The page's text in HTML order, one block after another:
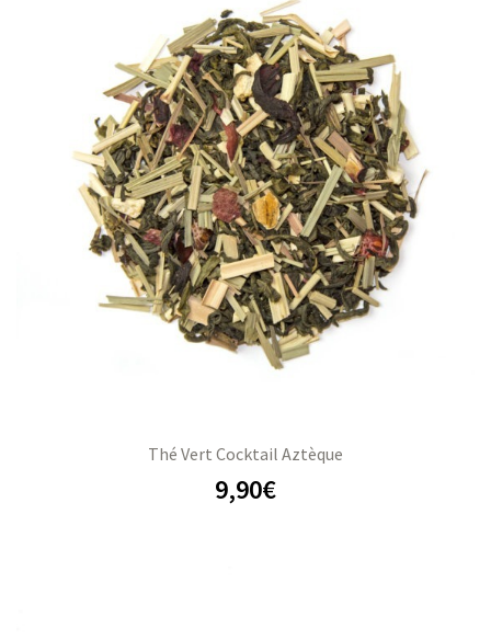
Thé Vert Cocktail Aztèque
9,90€